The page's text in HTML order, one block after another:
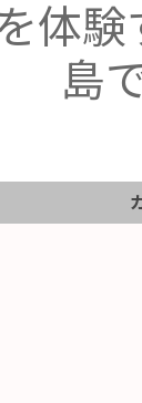
体
島